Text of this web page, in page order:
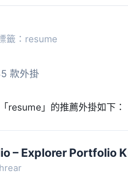
籤：resume
款外掛
resume」的推薦外掛如下：
– Explorer Portfolio